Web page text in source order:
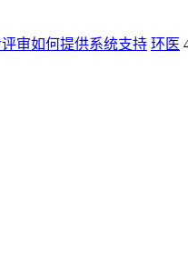
审如何提供系统支持 环医